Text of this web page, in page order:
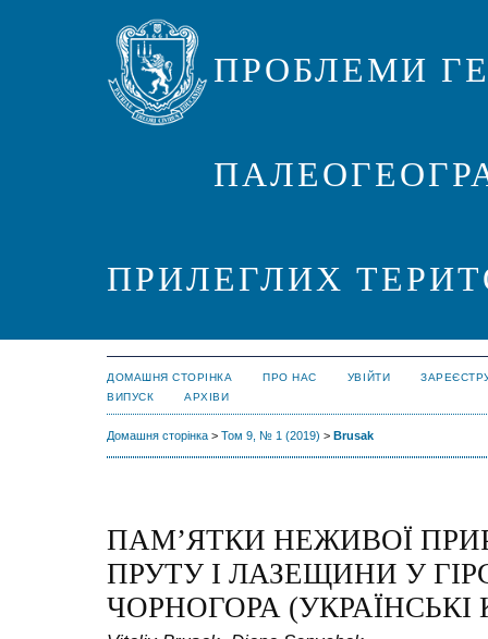
ПРОБЛЕМИ
ПРИЛЕГЛИХ
ДОМАШНЯ СТОРІНКА ПРО НАС УВІЙТИ
ВИПУСК
АРХІВИ
Домашня сторінка > Том 9, № 1 (2019) > Brusak
ПАМ’ЯТКИ НЕЖИВОЇ
ПРУТУ І ЛАЗЕЩИНИ У
ЧОРНОГОРА (УКРАЇНСЬКІ